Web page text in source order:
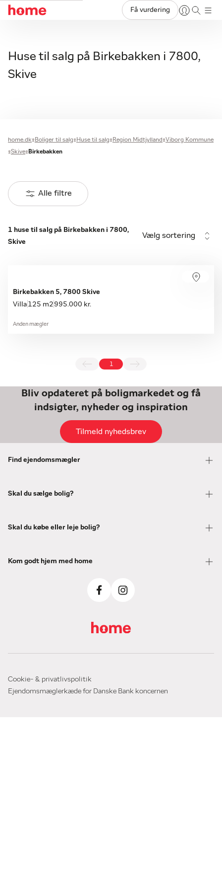
Få vurdering
Huse til salg på Birkebakken i 7800,
Skive
home.dk Boliger til salg Huse til salg Region Midtjylland Viborg Kommune
Skive
Birkebakken
Alle filtre
1 huse til salg på Birkebakken i 7800,
Skive
Vælg sortering
Birkebakken 5, 7800 Skive
Villa 125 m2 995.000 kr.
Anden mægler
Bliv opdateret på boligmarkedet og få
indsigter, nyheder og inspiration
Tilmeld nyhedsbrev
Find ejendomsmægler
Skal du sælge bolig?
Skal du købe eller leje bolig?
Kom godt hjem med home
Cookie- & privatlivspolitik
Ejendomsmæglerkæde for Danske Bank koncernen